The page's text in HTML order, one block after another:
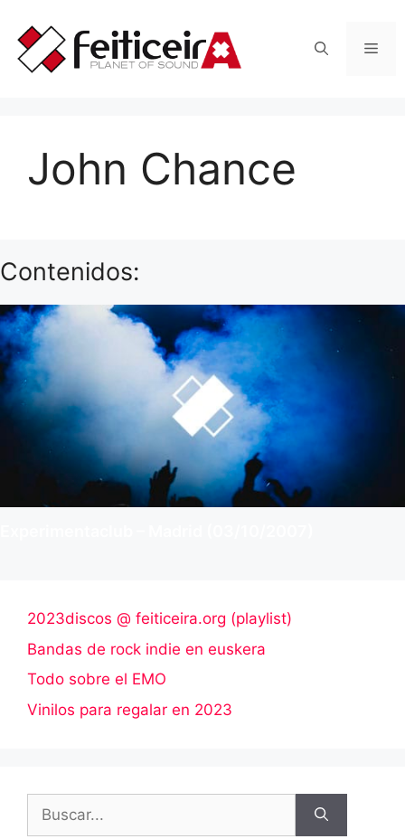
contenido
John Chance
Contenidos:
2023discos @ feiticeira.org (playlist)
Bandas de rock indie en euskera
Todo sobre el EMO
Vinilos para regalar en 2023